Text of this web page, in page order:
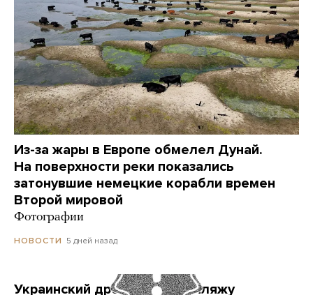
Из-за жары в Европе обмелел Дунай.
На поверхности реки показались
затонувшие немецкие корабли времен
Второй мировой
Фотографии
НОВОСТИ 5 дней назад
Украинский дрон попал по пляжу